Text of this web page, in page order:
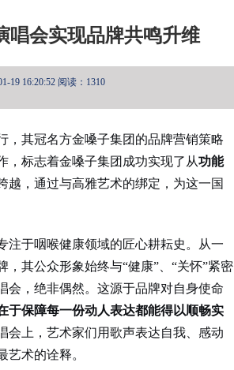
唱会实现品牌共鸣升维
19 16:20:52 阅读：1310
，其冠名方金嗓子集团的品牌营销策略
，标志着金嗓子集团成功实现了从功能
越，通过与高雅艺术的绑定，为这一国
注于咽喉健康领域的匠心耕耘史。从一
其公众形象始终与“健康”、“关怀”紧密
会，绝非偶然。这源于品牌对自身使命
于保障每一份动人表达都能得以顺畅实
会上，艺术家们用歌声表达自我、感动
术的诠释。